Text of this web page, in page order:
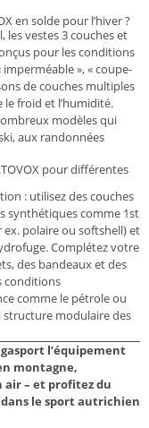
en solde pour l’hiver ?
les vestes 3 couches et
pour les conditions
», « coupe-
de couches multiples
froid et l’humidité.
modèles qui
aux randonnées
pour différentes
: utilisez des couches
synthétiques comme 1st
ex. polaire ou softshell) et
Complétez votre
des bandeaux et des
conditions
comme le pétrole ou
structure modulaire des
l’équipement
montagne,
– et profitez du
le sport autrichien